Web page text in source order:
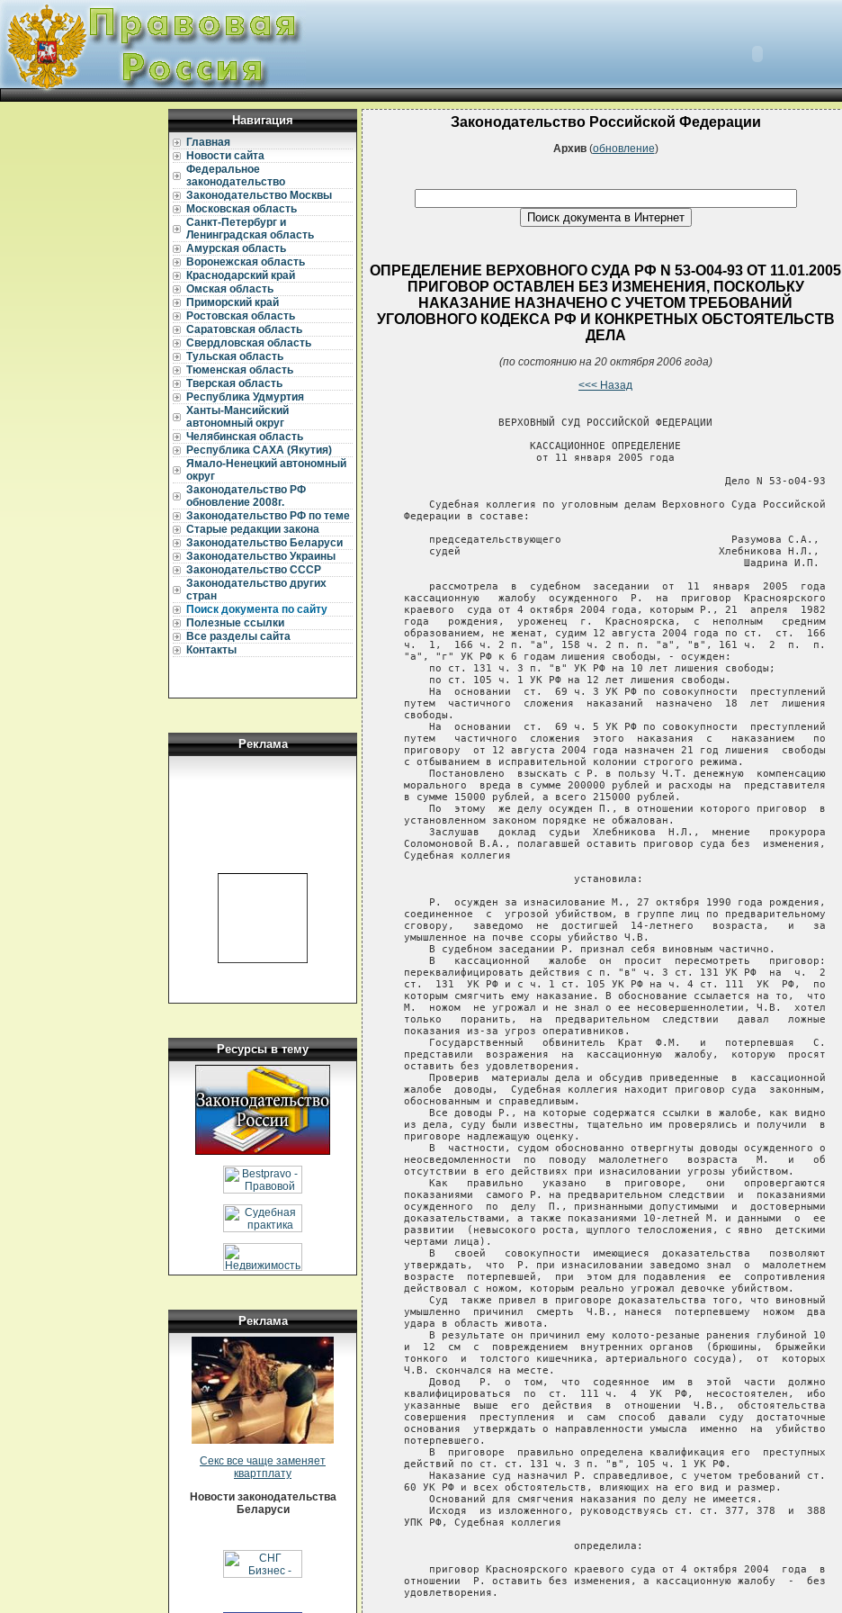
Навигация
Главная
Новости сайта
Федеральное
законодательство
Законодательство Москвы
Московская область
Санкт-Петербург и
Ленинградская область
Амурская область
Воронежская область
Краснодарский край
Омская область
Приморский край
Ростовская область
Саратовская область
Свердловская область
Тульская область
Тюменская область
Тверская область
Республика Удмуртия
Ханты-Мансийский
автономный округ
Челябинская область
Республика САХА (Якутия)
Ямало-Ненецкий автономный
округ
Законодательство РФ
обновление 2008г.
Законодательство РФ по теме
Старые редакции закона
Законодательство Беларуси
Законодательство Украины
Законодательство СССР
Законодательство других
стран
Поиск документа по сайту
Полезные ссылки
Все разделы сайта
Контакты
Реклама
Ресурсы в тему
Реклама
Секс все чаще заменяет
квартплату
Новости законодательства
Беларуси
Законодательство Российской Федерации
Архив (обновление)
ОПРЕДЕЛЕНИЕ ВЕРХОВНОГО СУДА РФ N 53-О04-93 ОТ 11.01.2005
ПРИГОВОР ОСТАВЛЕН БЕЗ ИЗМЕНЕНИЯ, ПОСКОЛЬКУ
НАКАЗАНИЕ НАЗНАЧЕНО С УЧЕТОМ ТРЕБОВАНИЙ
УГОЛОВНОГО КОДЕКСА РФ И КОНКРЕТНЫХ ОБСТОЯТЕЛЬСТВ
ДЕЛА
(по состоянию на 20 октября 2006 года)
<<< Назад
                  ВЕРХОВНЫЙ СУД РОССИЙСКОЙ ФЕДЕРАЦИИ
                       КАССАЦИОННОЕ ОПРЕДЕЛЕНИЕ
                        от 11 января 2005 года
                                                      Дело N 53-о04-93
       Судебная коллегия по уголовным делам Верховного Суда Российской
   Федерации в составе:
       председательствующего                           Разумова С.А.,
       судей                                         Хлебникова Н.Л.,
                                                         Шадрина И.П.
       рассмотрела  в  судебном  заседании  от  11  января  2005  года
   кассационную   жалобу  осужденного  Р.  на  приговор  Красноярского
   краевого  суда от 4 октября 2004 года, которым Р., 21  апреля  1982
   года   рождения,  уроженец  г.  Красноярска,  с  неполным   средним
   образованием, не женат, судим 12 августа 2004 года по ст.  ст.  166
   ч.  1,  166 ч. 2 п. "а", 158 ч. 2 п. п. "а", "в", 161 ч.  2  п.  п.
   "а", "г" УК РФ к 6 годам лишения свободы, - осужден:
       по ст. 131 ч. 3 п. "в" УК РФ на 10 лет лишения свободы;
       по ст. 105 ч. 1 УК РФ на 12 лет лишения свободы.
       На  основании  ст.  69 ч. 3 УК РФ по совокупности  преступлений
   путем  частичного  сложения  наказаний  назначено  18  лет  лишения
   свободы.
       На  основании  ст.  69 ч. 5 УК РФ по совокупности  преступлений
   путем   частичного  сложения  этого  наказания  с   наказанием   по
   приговору  от 12 августа 2004 года назначен 21 год лишения  свободы
   с отбыванием в исправительной колонии строгого режима.
       Постановлено  взыскать с Р. в пользу Ч.Т. денежную  компенсацию
   морального  вреда в сумме 200000 рублей и расходы на  представителя
   в сумме 15000 рублей, а всего 215000 рублей.
       По  этому  же делу осужден П., в отношении которого приговор  в
   установленном законом порядке не обжалован.
       Заслушав   доклад  судьи  Хлебникова  Н.Л.,  мнение   прокурора
   Соломоновой В.А., полагавшей оставить приговор суда без  изменения,
   Судебная коллегия
                              установила:
       Р.  осужден за изнасилование М., 27 октября 1990 года рождения,
   соединенное  с  угрозой убийством, в группе лиц по предварительному
   сговору,   заведомо  не  достигшей  14-летнего   возраста,   и   за
   умышленное на почве ссоры убийство Ч.В.
       В судебном заседании Р. признал себя виновным частично.
       В   кассационной   жалобе  он  просит  пересмотреть   приговор:
   переквалифицировать действия с п. "в" ч. 3 ст. 131 УК РФ  на  ч.  2
   ст.  131  УК РФ и с ч. 1 ст. 105 УК РФ на ч. 4 ст. 111  УК  РФ,  по
   которым смягчить ему наказание. В обоснование ссылается на то,  что
   М.  ножом  не угрожал и не знал о ее несовершеннолетии, Ч.В.  хотел
   только   поранить,  на  предварительном  следствии   давал   ложные
   показания из-за угроз оперативников.
       Государственный   обвинитель  Крат  Ф.М.   и   потерпевшая   С.
   представили  возражения  на  кассационную  жалобу,  которую  просят
   оставить без удовлетворения.
       Проверив  материалы дела и обсудив приведенные  в  кассационной
   жалобе  доводы,  Судебная коллегия находит приговор суда  законным,
   обоснованным и справедливым.
       Все доводы Р., на которые содержатся ссылки в жалобе, как видно
   из дела, суду были известны, тщательно им проверялись и получили  в
   приговоре надлежащую оценку.
       В  частности, судом обоснованно отвергнуты доводы осужденного о
   неосведомленности  по  поводу  малолетнего   возраста   М.   и   об
   отсутствии в его действиях при изнасиловании угрозы убийством.
       Как   правильно   указано   в  приговоре,   они   опровергаются
   показаниями  самого Р. на предварительном следствии  и  показаниями
   осужденного  по  делу  П., признанными допустимыми  и  достоверными
   доказательствами, а также показаниями 10-летней М. и данными  о  ее
   развитии  (невысокого роста, щуплого телосложения, с явно  детскими
   чертами лица).
       В   своей   совокупности  имеющиеся  доказательства   позволяют
   утверждать,  что  Р. при изнасиловании заведомо знал  о  малолетнем
   возрасте  потерпевшей,  при  этом для подавления  ее  сопротивления
   действовал с ножом, которым реально угрожал девочке убийством.
       Суд  также привел в приговоре доказательства того, что виновный
   умышленно  причинил  смерть  Ч.В., нанеся  потерпевшему  ножом  два
   удара в область живота.
       В результате он причинил ему колото-резаные ранения глубиной 10
   и  12  см  с  повреждением  внутренних органов  (брюшины,  брыжейки
   тонкого  и  толстого кишечника, артериального сосуда),  от  которых
   Ч.В. скончался на месте.
       Довод   Р.  о  том,  что  содеянное  им  в  этой  части  должно
   квалифицироваться  по  ст.  111 ч.  4  УК  РФ,  несостоятелен,  ибо
   указанные  выше  его  действия  в  отношении  Ч.В.,  обстоятельства
   совершения  преступления  и  сам  способ  давали  суду  достаточные
   основания  утверждать о направленности умысла  именно  на  убийство
   потерпевшего.
       В  приговоре  правильно определена квалификация его  преступных
   действий по ст. ст. 131 ч. 3 п. "в", 105 ч. 1 УК РФ.
       Наказание суд назначил Р. справедливое, с учетом требований ст.
   60 УК РФ и всех обстоятельств, влияющих на его вид и размер.
       Оснований для смягчения наказания по делу не имеется.
       Исходя  из изложенного, руководствуясь ст. ст. 377, 378  и  388
   УПК РФ, Судебная коллегия
                              определила:
       приговор Красноярского краевого суда от 4 октября 2004  года  в
   отношении  Р. оставить без изменения, а кассационную жалобу  -  без
   удовлетворения.